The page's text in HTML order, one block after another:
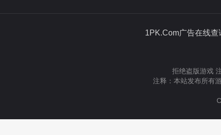
1PK.Com广告在
拒绝盗版游戏
注释：本站发布所有